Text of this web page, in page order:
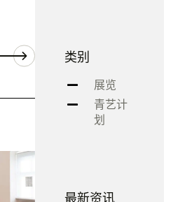
类别
展览
青艺计
划
最新资讯